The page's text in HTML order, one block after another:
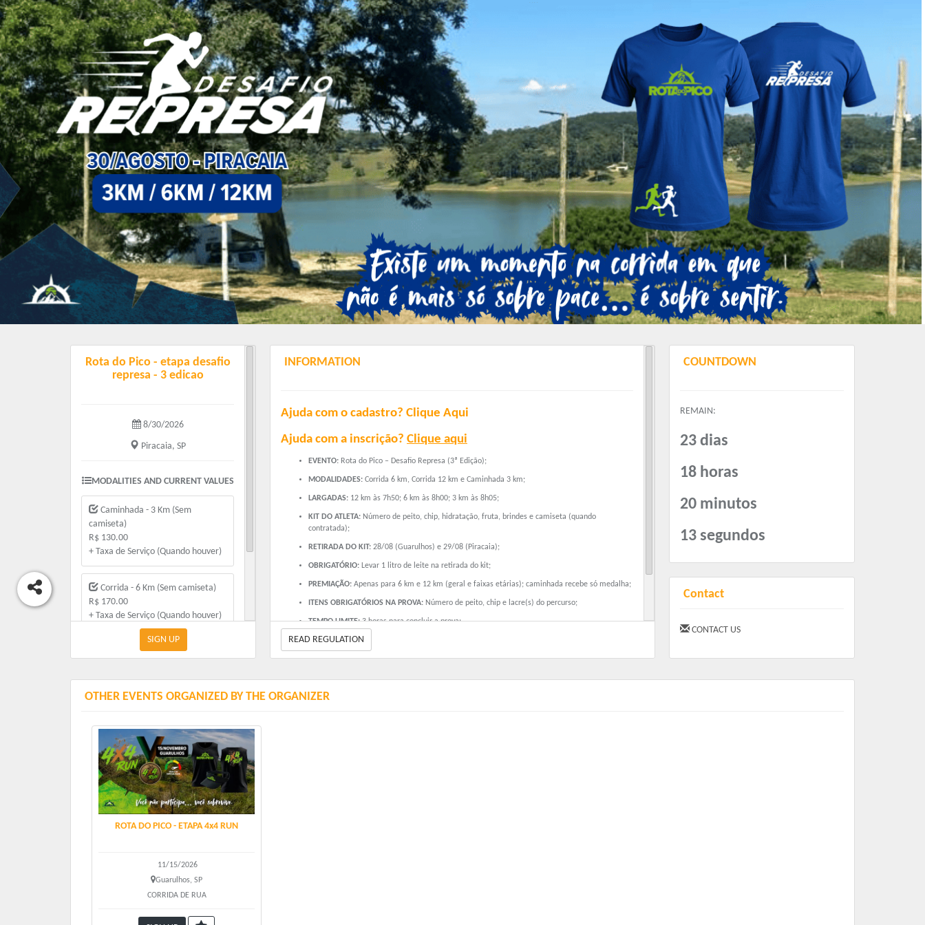
Rota do Pico - etapa desafio
represa - 3 edicao
8/30/2026
Piracaia, SP
MODALITIES AND CURRENT VALUES
Caminhada - 3 Km (Sem
camiseta)
R$ 130.00
+ Taxa de Serviço (Quando houver)
Corrida - 6 Km (Sem camiseta)
R$ 170.00
+ Taxa de Serviço (Quando houver)
Corrida - 12 Km (Sem camiseta)
+ Taxa de Serviço (Quando houver)
SIGN UP
INFORMATION
Ajuda com o cadastro? Clique Aqui
Ajuda com a inscrição? Clique aqui
EVENTO: Rota do Pico – Desafio Represa (3ª Edição);
MODALIDADES: Corrida 6 km, Corrida 12 km e Caminhada 3 km;
LARGADAS: 12 km às 7h50; 6 km às 8h00; 3 km às 8h05;
KIT DO ATLETA: Número de peito, chip, hidratação, fruta, brindes e camiseta (quando
contratada);
RETIRADA DO KIT: 28/08 (Guarulhos) e 29/08 (Piracaia);
OBRIGATÓRIO: Levar 1 litro de leite na retirada do kit;
PREMIAÇÃO: Apenas para 6 km e 12 km (geral e faixas etárias); caminhada recebe só medalha;
ITENS OBRIGATÓRIOS NA PROVA: Número de peito, chip e lacre(s) do percurso;
TEMPO LIMITE:3 horas para concluir a prova;
REEMBOLSO:Não há devolução por desistência; inscrição pode ser transferida ou usada em
outro evento (com solicitação até 15 dias antes).
READ REGULATION
COUNTDOWN
REMAIN:
23 dias
18 horas
20 minutos
12 segundos
Contact
CONTACT US
OTHER EVENTS ORGANIZED BY THE ORGANIZER
ROTA DO PICO - ETAPA 4x4 RUN
11/15/2026
Guarulhos, SP
CORRIDA DE RUA